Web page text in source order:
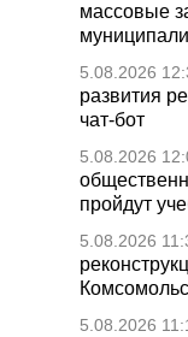
массовые
5.08.2026
развития
чат-бот
5.08.2026
пройдут
5.08.2026
5.08.2026